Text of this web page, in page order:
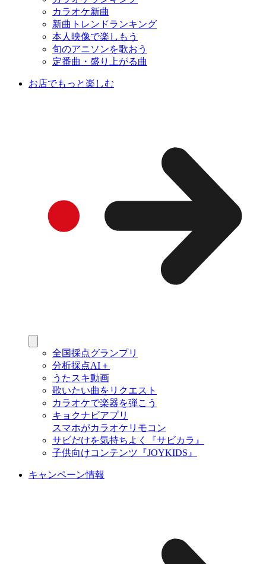
カラオケ新曲
新曲トレンドランキング
本人映像で楽しもう
旬のアニソンを歌おう
定番曲・盛り上がる曲
お店でもっと楽しむ
全国採点グランプリ
分析採点AI＋
うたスキ動画
歌いたい曲をリクエスト
カラオケで楽器を弾こう
キョクナビアプリ
スマホがカラオケリモコン
サビだけを気持ちよく『サビカラ』
子供向けコンテンツ『JOYKIDS』
キャンペーン情報